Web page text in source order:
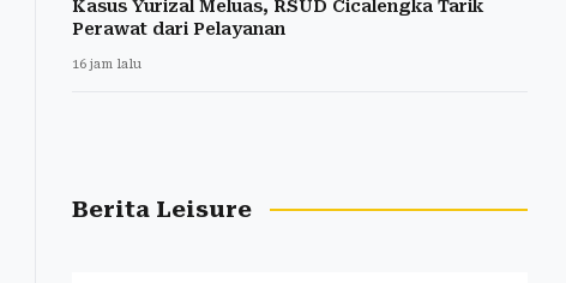
Kasus Yurizal Meluas, RSUD Cicalengka Tarik
Perawat dari Pelayanan
16 jam lalu
Berita Leisure